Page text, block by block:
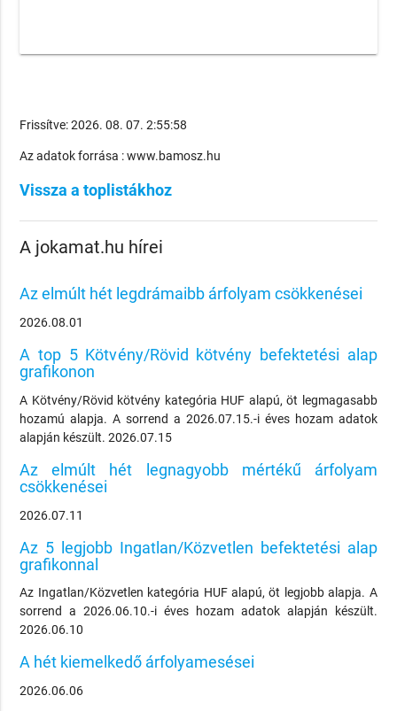
Frissítve: 2026. 08. 07. 2:55:58
Az adatok forrása : www.bamosz.hu
Vissza a toplistákhoz
A jokamat.hu hírei
Az elmúlt hét legdrámaibb árfolyam csökkenései
2026.08.01
A top 5 Kötvény/Rövid kötvény befektetési alap
grafikonon
A Kötvény/Rövid kötvény kategória HUF alapú, öt legmagasabb
hozamú alapja. A sorrend a 2026.07.15.-i éves hozam adatok
alapján készült. 2026.07.15
Az elmúlt hét legnagyobb mértékű árfolyam
csökkenései
2026.07.11
Az 5 legjobb Ingatlan/Közvetlen befektetési alap
grafikonnal
Az Ingatlan/Közvetlen kategória HUF alapú, öt legjobb alapja. A
sorrend a 2026.06.10.-i éves hozam adatok alapján készült.
2026.06.10
A hét kiemelkedő árfolyamesései
2026.06.06